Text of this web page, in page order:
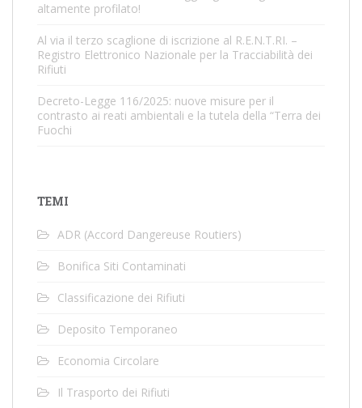
altamente profilato!
Al via il terzo scaglione di iscrizione al R.E.N.T.RI. –
Registro Elettronico Nazionale per la Tracciabilità dei
Rifiuti
Decreto-Legge 116/2025: nuove misure per il
contrasto ai reati ambientali e la tutela della “Terra dei
Fuochi
TEMI
ADR (Accord Dangereuse Routiers)
Bonifica Siti Contaminati
Classificazione dei Rifiuti
Deposito Temporaneo
Economia Circolare
Il Trasporto dei Rifiuti